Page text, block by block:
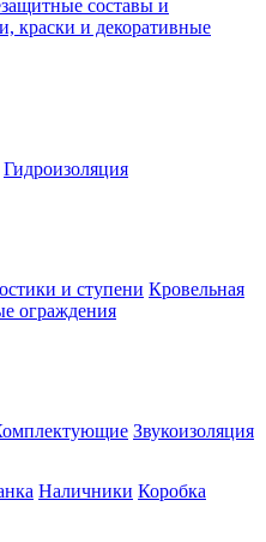
составы и
краски и декоративные
Гидроизоляция
и ступени Кровельная
ограждения
Звукоизоляция
Наличники Коробка